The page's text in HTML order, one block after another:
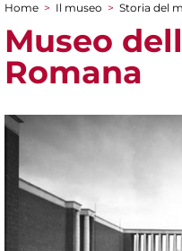
Tu sei qui
Home > Il museo > Storia del
Museo
Romana